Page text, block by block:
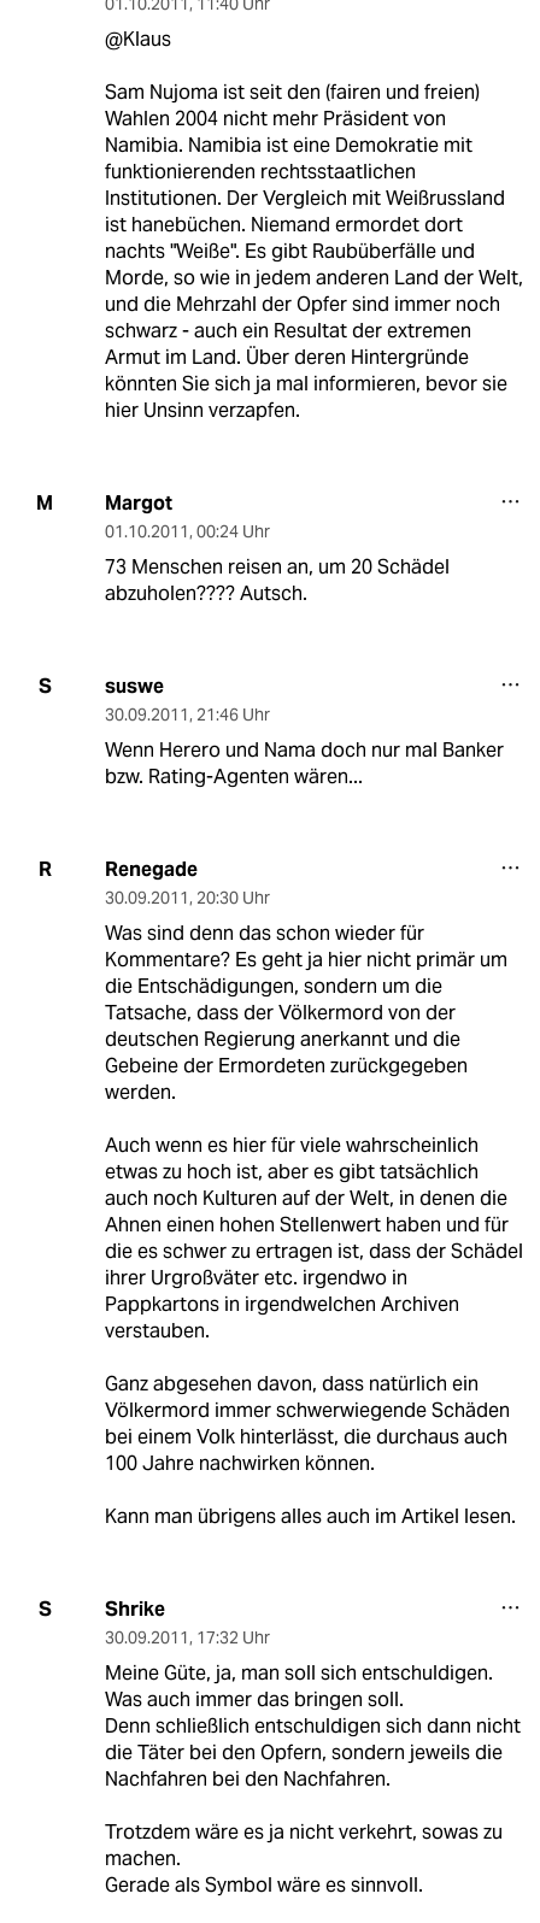
@Klaus
Sam Nujoma ist seit den (fairen und freien)
Wahlen 2004 nicht mehr Präsident von
Namibia. Namibia ist eine Demokratie mit
funktionierenden rechtsstaatlichen
Institutionen. Der Vergleich mit Weißrussland
ist hanebüchen. Niemand ermordet dort
nachts "Weiße". Es gibt Raubüberfälle und
Morde, so wie in jedem anderen Land der Welt,
und die Mehrzahl der Opfer sind immer noch
schwarz - auch ein Resultat der extremen
Armut im Land. Über deren Hintergründe
könnten Sie sich ja mal informieren, bevor sie
hier Unsinn verzapfen.
M Margot
01.10.2011, 00:24 Uhr
73 Menschen reisen an, um 20 Schädel
abzuholen???? Autsch.
S suswe
30.09.2011, 21:46 Uhr
Wenn Herero und Nama doch nur mal Banker
bzw. Rating-Agenten wären...
R Renegade
30.09.2011, 20:30 Uhr
Was sind denn das schon wieder für
Kommentare? Es geht ja hier nicht primär um
die Entschädigungen, sondern um die
Tatsache, dass der Völkermord von der
deutschen Regierung anerkannt und die
Gebeine der Ermordeten zurückgegeben
werden.
Auch wenn es hier für viele wahrscheinlich
etwas zu hoch ist, aber es gibt tatsächlich
auch noch Kulturen auf der Welt, in denen die
Ahnen einen hohen Stellenwert haben und für
die es schwer zu ertragen ist, dass der Schädel
ihrer Urgroßväter etc. irgendwo in
Pappkartons in irgendwelchen Archiven
verstauben.
Ganz abgesehen davon, dass natürlich ein
Völkermord immer schwerwiegende Schäden
bei einem Volk hinterlässt, die durchaus auch
100 Jahre nachwirken können.
Kann man übrigens alles auch im Artikel lesen.
S Shrike
30.09.2011, 17:32 Uhr
Meine Güte, ja, man soll sich entschuldigen.
Was auch immer das bringen soll.
Denn schließlich entschuldigen sich dann nicht
die Täter bei den Opfern, sondern jeweils die
Nachfahren bei den Nachfahren.
Trotzdem wäre es ja nicht verkehrt, sowas zu
machen.
Gerade als Symbol wäre es sinnvoll.